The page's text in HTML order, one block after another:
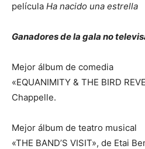
película Ha nacido una estrella
Ganadores de la gala no
Mejor álbum de comedia
«EQUANIMITY & THE BIRD
Chappelle.
Mejor álbum de teatro musical
«THE BAND’S VISIT», de Etai